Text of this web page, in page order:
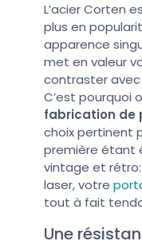
L’acier Corten
plus en
apparence
met en valeur
contraster avec
C’est pourquoi
fabrication de
choix pertinent
première étant
vintage et
laser, votre
tout à fait
Une